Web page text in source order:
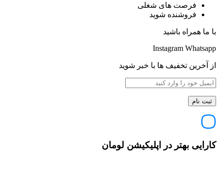
فرصت های شغلی
فروشنده شوید
با ما همراه باشید
Instagram Whatsapp
از آخرین تخفیف ها با خبر شوید
کارایی بهتر در اپلیکیشن لومان